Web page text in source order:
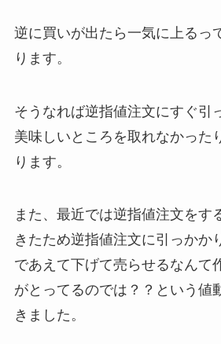
逆に買いが出たら一気に上るっ
ります。
そうなれば逆指値注文にすぐ引
美味しいところを取れなかった
ります。
また、最近では逆指値注文をす
きたため逆指値注文に引っかか
であえて下げて売らせるなんて
がとってるのでは？？という値
きました。